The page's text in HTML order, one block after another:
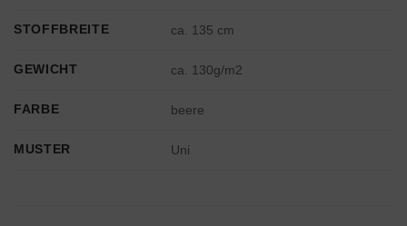
STOFFBREITE ca. 135 cm
GEWICHT ca. 130g/m2
FARBE beere
MUSTER Uni